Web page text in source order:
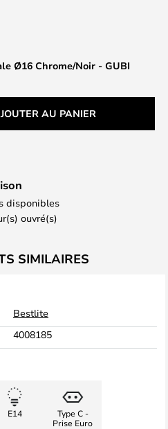
Ø16 Chrome/Noir - GUBI
AU PANIER
disponibles
ouvré(s)
SIMILAIRES
Bestlite
4008185
E14
Type C -
Prise Euro